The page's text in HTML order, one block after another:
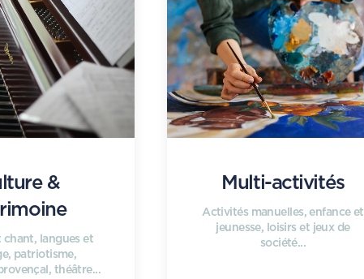
&
chant, langues et
patriotisme,
théâtre...
Multi-activités
Activités manuelles, enfance et
jeunesse, loisirs et jeux de
société...